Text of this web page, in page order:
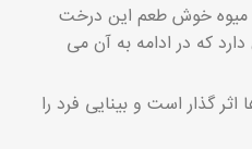
میوه خوش طعم این درخت
که در ادامه به آن می
گذار است و بینایی فرد را